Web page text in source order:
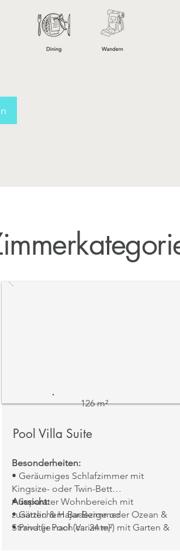
126 m²
Pool Villa Suite
Besonderheiten:
• Geräumiges Schlafzimmer mit
Kingsize- oder Twin-Bett
• Separater Wohnbereich mit
zusätzlichem Badezimmer
• Privater Pool (ca. 24 m²) mit Garten &
Aussicht:
• Garten & Hajar-Berge oder Ozean &
Strand (je nach Variante)